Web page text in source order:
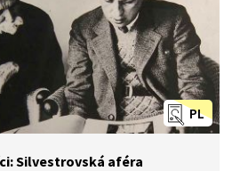
PL
Silvestrovská aféra